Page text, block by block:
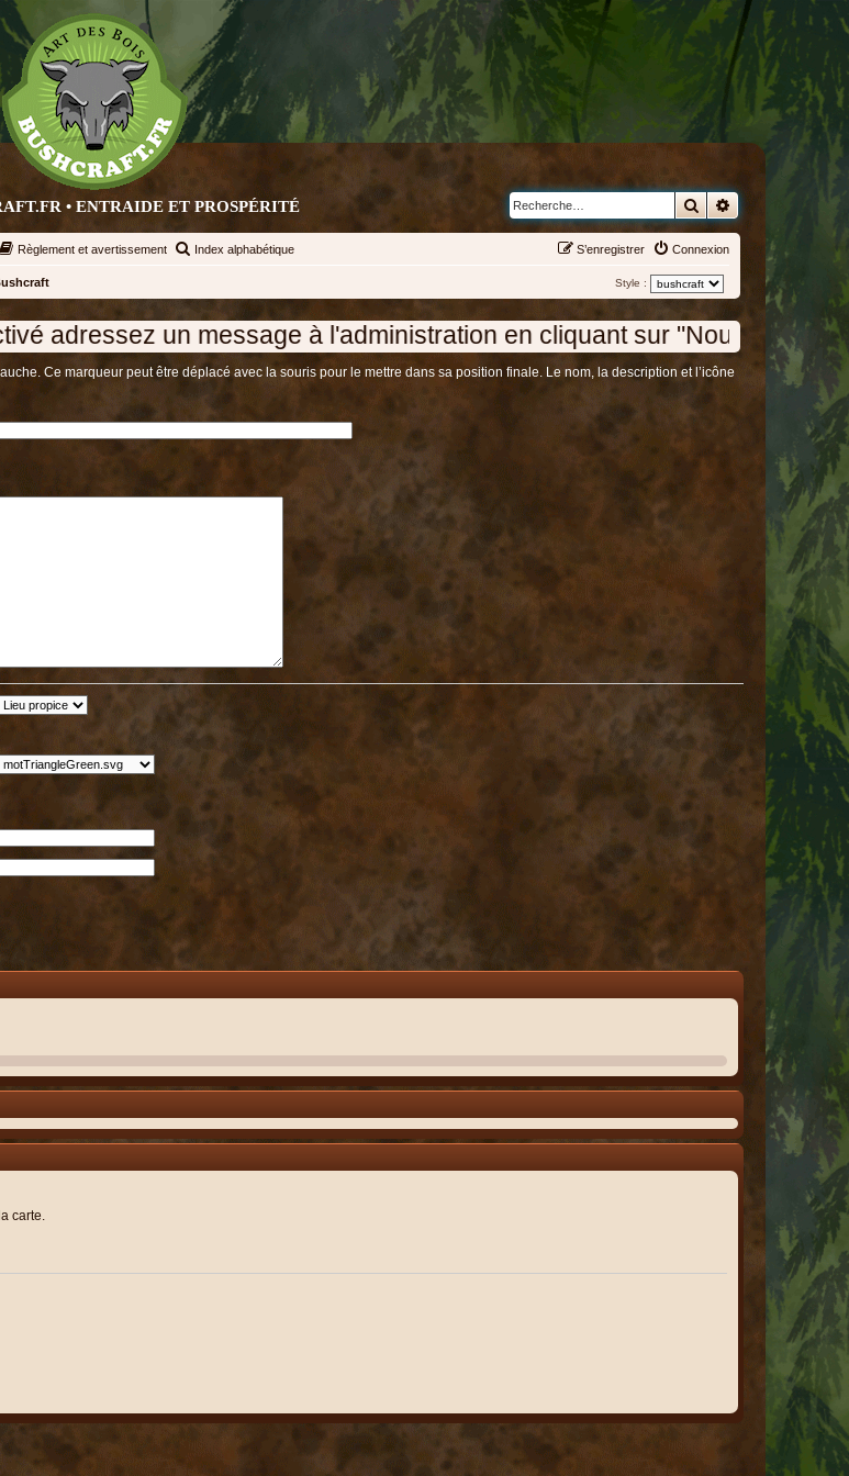
RechercherRecherche
• ENTRAIDE ET PROSPÉRITÉ
Règlement et avertissement Index alphabétique Connexion
S’enregistrer
Style :
message à l'administration en cliquant sur "Nous contacter " en
sa position finale. Le nom, la description et l’icône
carte.